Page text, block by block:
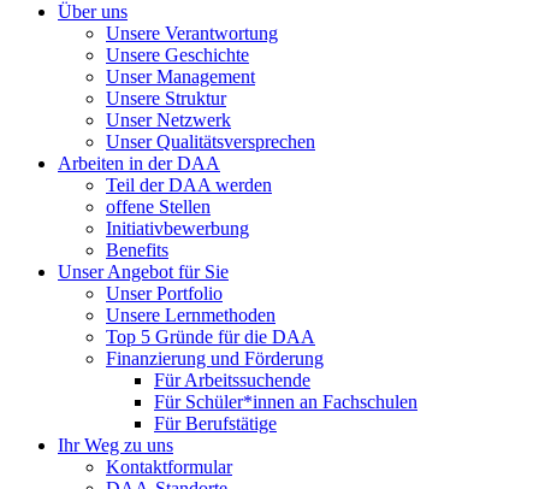
Über uns
Unsere Verantwortung
Unsere Geschichte
Unser Management
Unsere Struktur
Unser Netzwerk
Unser Qualitätsversprechen
Arbeiten in der DAA
Teil der DAA werden
offene Stellen
Initiativbewerbung
Benefits
Unser Angebot für Sie
Unser Portfolio
Unsere Lernmethoden
Top 5 Gründe für die DAA
Finanzierung und Förderung
Für Arbeitssuchende
Für Schüler*innen an Fachschulen
Für Berufstätige
Ihr Weg zu uns
Kontaktformular